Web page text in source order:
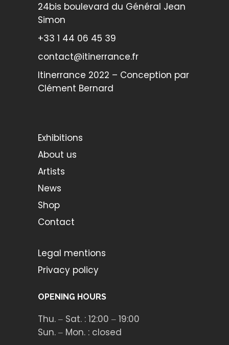
24bis boulevard du Général Jean
Simon
+33 1 44 06 45 39
contact@itinerrance.fr
Itinerrance 2022 – Conception par
Clément Bernard
Exhibitions
About us
Artists
News
Shop
Contact
Legal mentions
Privacy policy
OPENING HOURS
Thu. ‒ Sat. : 12:00 ‒ 19:00
Sun. ‒ Mon. : closed